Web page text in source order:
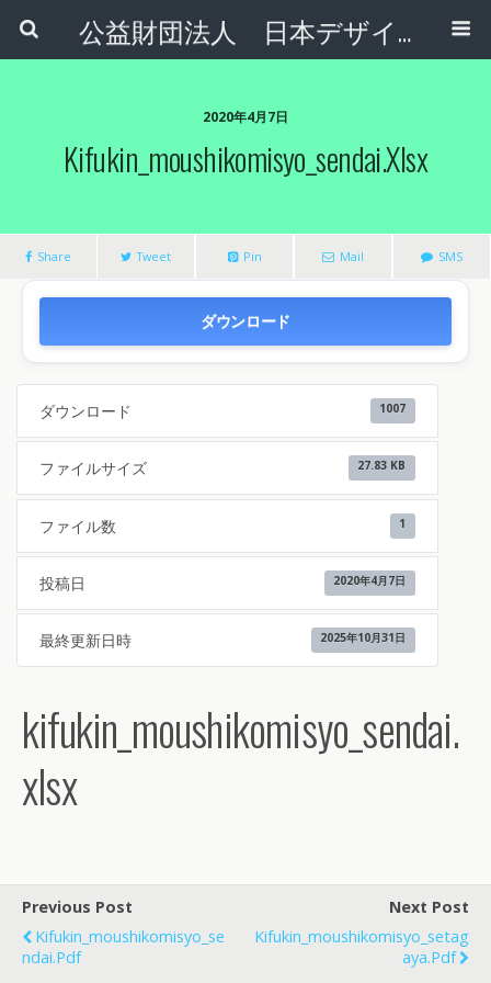
公益財団法人 日本デザインナンバー財団
2020年4月7日
Kifukin_moushikomisyo_sendai.xlsx
Share Tweet Pin Mail SMS
ダウンロード
ダウンロード 1007
ファイルサイズ 27.83 KB
ファイル数 1
投稿日 2020年4月7日
最終更新日時 2025年10月31日
kifukin_moushikomisyo_sendai.
xlsx
Previous Post
Kifukin_moushikomisyo_se
Ndai.pdf
Next Post
Kifukin_moushikomisyo_setag
Aya.pdf